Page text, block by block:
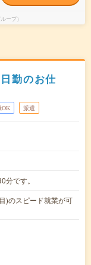
ープ）
勤のお仕
OK 派遣
です。
)のスピード就業が可